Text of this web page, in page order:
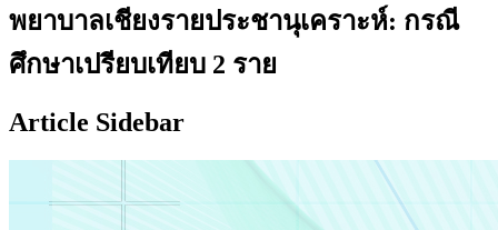
พยาบาลเชียงรายประชานุเคราะห์: กรณี
ศึกษาเปรียบเทียบ 2 ราย
Article Sidebar